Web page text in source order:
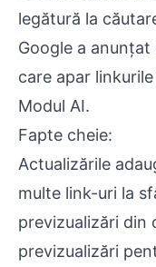
legătură la
Google a
care apar
Modul AI.
Fapte cheie:
Actualizările
multe link-uri la
previzualizări din
previzualizări